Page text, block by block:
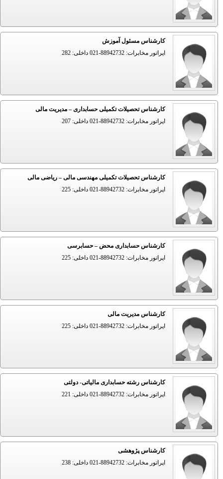
کارشناس مسئول آموزش
اپراتور مخابرات: 88942732-021 داخلی: 282
کارشناس تحصیلات تکمیلی حسابداری – مدیریت مالی
اپراتور مخابرات: 88942732-021 داخلی: 207
کارشناس تحصیلات تکمیلی مهندسی مالی – ریاضی مالی
اپراتور مخابرات: 88942732-021 داخلی: 225
کارشناس حسابداری محض – حسابرسی
اپراتور مخابرات: 88942732-021 داخلی: 225
کارشناس مدیریت مالی
اپراتور مخابرات: 88942732-021 داخلی: 225
کارشناس رشته حسابداری مالیاتی- دولتی
اپراتور مخابرات: 88942732-021 داخلی: 221
کارشناس پژوهشی
اپراتور مخابرات: 88942732-021 داخلی: 238